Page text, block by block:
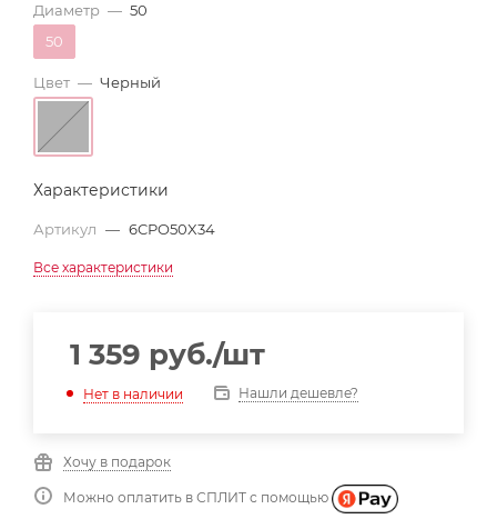
Диаметр — 50
50
Цвет — Черный
Характеристики
Артикул — 6CPO50X34
Все характеристики
1 359 руб./шт
Нет в наличии Нашли дешевле?
Хочу в подарок
Можно оплатить в СПЛИТ с помощью